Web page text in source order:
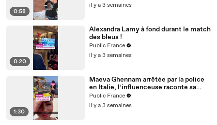
0:58
il y a 3 semaines
0:20
Alexandra Lamy à fond durant le match
des bleus !
Public France
il y a 3 semaines
1:30
Maeva Ghennam arrêtée par la police
en Italie, l’influenceuse raconte sa
mésaventure
Public France
il y a 3 semaines